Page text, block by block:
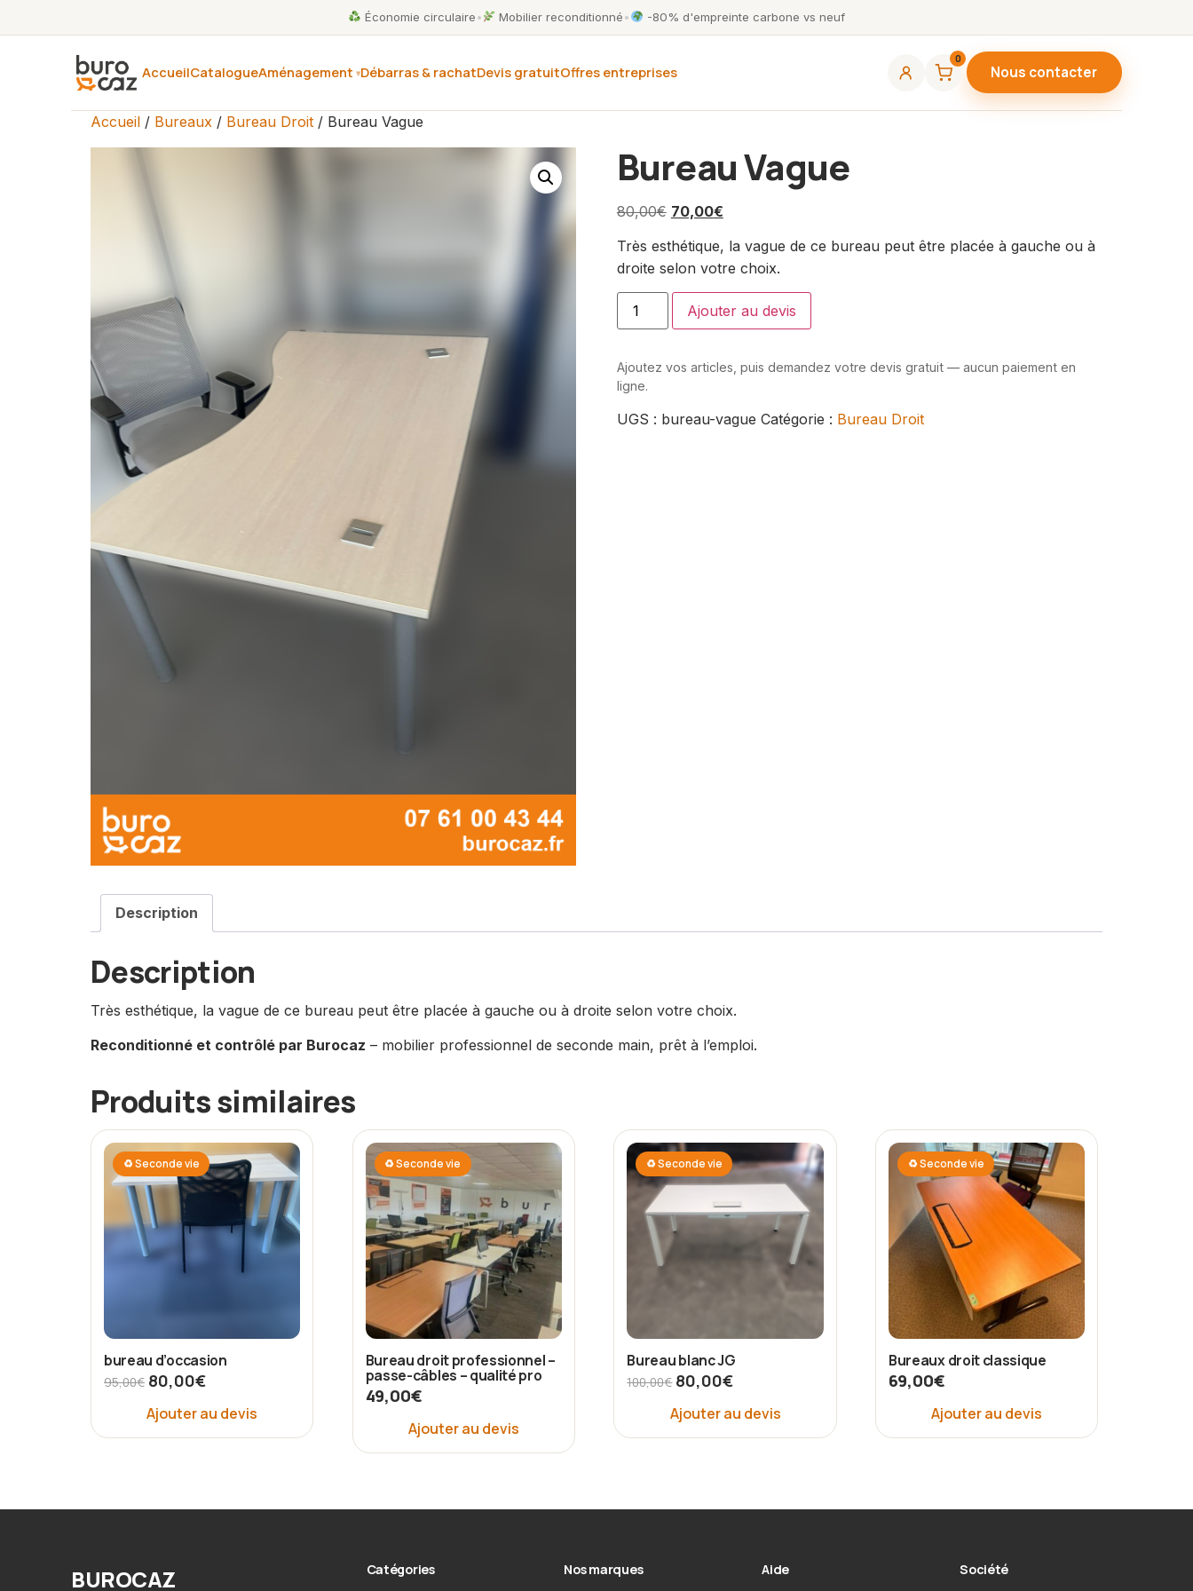
Économie circulaire• Mobilier reconditionné• -80% d'empreinte carbone vs neuf
AccueilCatalogueAménagement Débarras & rachatDevis gratuitOffres entreprises
0
Nous contacter
Accueil / Bureaux / Bureau Droit / Bureau Vague
Bureau Vague
80,00€ 70,00€
Très esthétique, la vague de ce bureau peut être placée à gauche ou à
droite selon votre choix.
Ajouter au devis
Ajoutez vos articles, puis demandez votre devis gratuit — aucun paiement en
ligne.
UGS : bureau-vague Catégorie : Bureau Droit
Description
Description
Très esthétique, la vague de ce bureau peut être placée à gauche ou à droite selon votre choix.
Reconditionné et contrôlé par Burocaz – mobilier professionnel de seconde main, prêt à l’emploi.
Produits similaires
♻ Seconde vie
bureau d’occasion
95,00€ 80,00€
Ajouter au devis
♻ Seconde vie
Bureau droit professionnel –
passe-câbles – qualité pro
49,00€
Ajouter au devis
♻ Seconde vie
Bureau blanc JG
100,00€ 80,00€
Ajouter au devis
♻ Seconde vie
Bureaux droit classique
69,00€
Ajouter au devis
BUROCAZ Catégories Nos marques Aide Société